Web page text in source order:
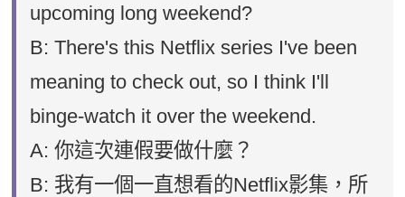
upcoming long weekend?
B: There's this Netflix series I've been
meaning to check out, so I think I'll
binge-watch it over the weekend.
A: 你這次連假要做什麼？
B: 我有一個一直想看的Netflix影集，所